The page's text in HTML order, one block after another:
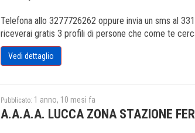
Telefona allo 3277726262 oppure invia un sms al
riceverai gratis 3 profili di persone che come te
Vedi dettaglio
Pubblicato: 1 anno, 10 mesi fa
A.A.A.A. LUCCA ZONA STAZIONE